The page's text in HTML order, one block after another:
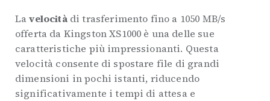
Lavelocità di trasferimento fino a 1050 MB/s
offerta da Kingston XS1000 è una delle sue
caratteristiche più impressionanti. Questa
velocità consente di spostare file di grandi
dimensioni in pochi istanti, riducendo
significativamente i tempi di attesa e